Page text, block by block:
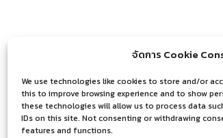
จัดการ Cookie
We use technologies like cookies to store and/or
this to improve browsing experience and to show
these technologies will allow us to process data
IDs on this site. Not consenting or withdrawing
features and functions.